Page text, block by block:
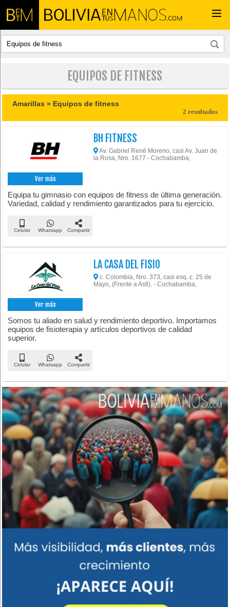
EQUIPOS DE FITNESS
Amarillas » Equipos de fitness
2 resultados
Ver más
BH FITNESS
Av. Gabriel René Moreno, casi Av. Juan de
la Rosa, Nro. 1677 - Cochabamba,
Equipa tu gimnasio con equipos de fitness de última generación.
Variedad, calidad y rendimiento garantizados para tu ejercicio.
Celular Whatsapp Compartir
Ver más
LA CASA DEL FISIO
c. Colombia, Nro. 373, casi esq. c. 25 de
Mayo, (Frente a Asfi). - Cochabamba,
Somos tu aliado en salud y rendimiento deportivo. Importamos
equipos de fisioterapia y artículos deportivos de calidad
superior.
Celular Whatsapp Compartir